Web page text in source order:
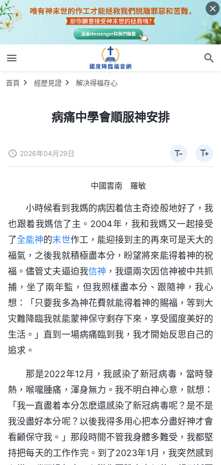
首頁 經歷見證 解决得福存心
病痛中學會順服神安排
2026年04月29日
中國雲南 羅敏
小時候看到我媽的病因着信主奇迹般地好了，我
也跟着我媽信了主。2004年，我和我媽又一起接受
了全能神的末世作工，能迎接到主的再來可是天大的
福氣，之後我就積極盡本分，盼望將來能得着神的祝
福。儘管丈夫逼迫我信神 ，我還兩次因信神被中共抓
捕，坐了兩年監，但我照樣盡本分、跟隨神，我心
想：「只要我多為神花費就能得着神的賜福，等到大
灾難降臨我就能蒙神保守剩存下來，享受國度美好的
生活。」直到一場病痛臨到我，我才開始反思自己的
追求。
那是2022年12月，我感染了新冠病毒，當時發
熱，喉嚨腫痛，渾身無力。我不明白神心意，就想：
「我一直盡着本分怎麽還感染了新冠病毒呢？是不是
我没盡好本分呢？以後我得多用心把本分盡好神才會
看顧保守我。」那段時間不管我身體多難受，我都堅
持把每天的工作作完。到了2023年1月，我突然感到